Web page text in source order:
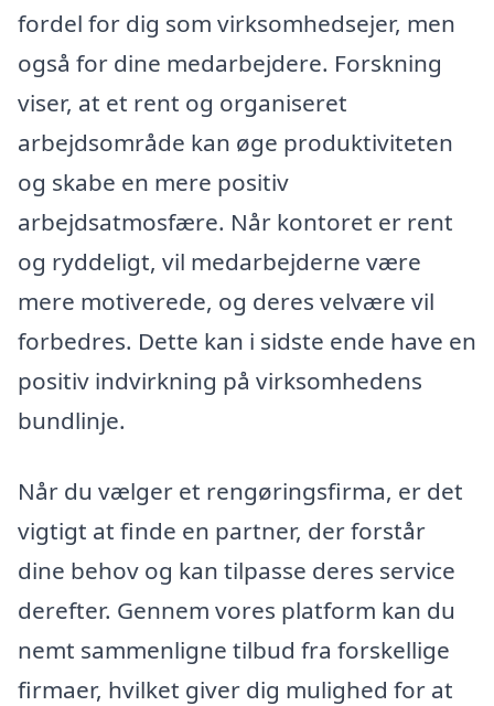
fordel for dig som virksomhedsejer, men
også for dine medarbejdere. Forskning
viser, at et rent og organiseret
arbejdsområde kan øge produktiviteten
og skabe en mere positiv
arbejdsatmosfære. Når kontoret er rent
og ryddeligt, vil medarbejderne være
mere motiverede, og deres velvære vil
forbedres. Dette kan i sidste ende have en
positiv indvirkning på virksomhedens
bundlinje.
Når du vælger et rengøringsfirma, er det
vigtigt at finde en partner, der forstår
dine behov og kan tilpasse deres service
derefter. Gennem vores platform kan du
nemt sammenligne tilbud fra forskellige
firmaer, hvilket giver dig mulighed for at